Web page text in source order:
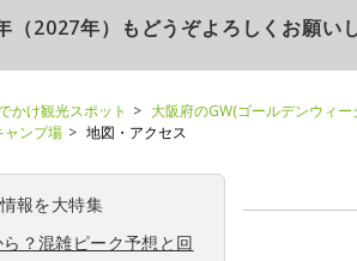
2027年）もどうぞよろしくお願いし
かけ観光スポット
大阪府のGW(ゴールデンウィ
ャンプ場 地図・アクセス
報を大特集
？混雑ピーク予想と回